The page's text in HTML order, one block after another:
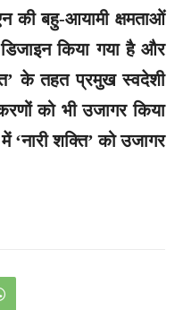
की बहु-आयामी क्षमताओं
किया गया है और
के तहत प्रमुख स्वदेशी
को भी उजागर किया
‘नारी शक्ति’ को उजागर